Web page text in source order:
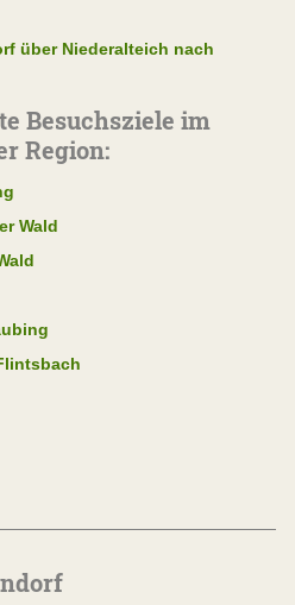
über Niederalteich nach
Besuchsziele im
Region:
Wald